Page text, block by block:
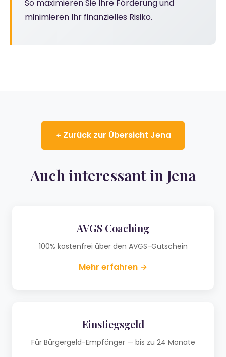
So maximieren Sie Ihre Förderung und
minimieren Ihr finanzielles Risiko.
Zurück zur Übersicht Jena
Auch interessant in Jena
AVGS Coaching
100% kostenfrei über den AVGS-Gutschein
Mehr erfahren →
Einstiegsgeld
Für Bürgergeld-Empfänger — bis zu 24 Monate